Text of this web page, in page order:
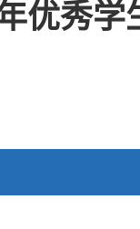
优秀